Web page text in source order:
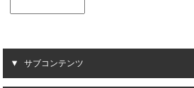
サブコンテンツ